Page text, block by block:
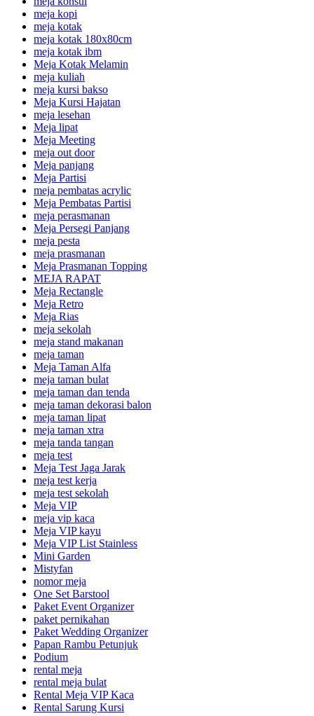
meja kopi
meja kotak
meja kotak 180x80cm
meja kotak ibm
Meja Kotak Melamin
meja kuliah
meja kursi bakso
Meja Kursi Hajatan
meja lesehan
Meja lipat
Meja Meeting
meja out door
Meja panjang
Meja Partisi
meja pembatas acrylic
Meja Pembatas Partisi
meja perasmanan
Meja Persegi Panjang
meja pesta
meja prasmanan
Meja Prasmanan Topping
MEJA RAPAT
Meja Rectangle
Meja Retro
Meja Rias
meja sekolah
meja stand makanan
meja taman
Meja Taman Alfa
meja taman bulat
meja taman dan tenda
meja taman dekorasi balon
meja taman lipat
meja taman xtra
meja tanda tangan
meja test
Meja Test Jaga Jarak
meja test kerja
meja test sekolah
Meja VIP
meja vip kaca
Meja VIP kayu
Meja VIP List Stainless
Mini Garden
Mistyfan
nomor meja
One Set Barstool
Paket Event Organizer
paket pernikahan
Paket Wedding Organizer
Papan Rambu Petunjuk
Podium
rental meja
rental meja bulat
Rental Meja VIP Kaca
Rental Sarung Kursi